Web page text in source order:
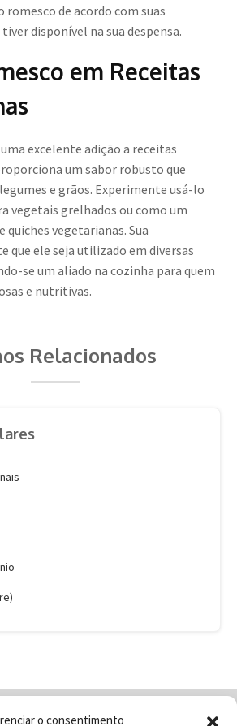
o consentimento
de acordo com suas
disponível na sua despensa.
em Receitas
excelente adição a receitas
um sabor robusto que
e grãos. Experimente usá-lo
vegetais grelhados ou como um
vegetarianas. Sua
que ele seja utilizado em diversas
se um aliado na cozinha para quem
e nutritivas.
Relacionados